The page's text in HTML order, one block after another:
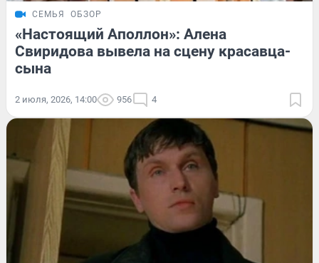
СЕМЬЯ ОБЗОР
«Настоящий Аполлон»: Алена
Свиридова вывела на сцену красавца-
сына
2 июля, 2026, 14:00 956 4